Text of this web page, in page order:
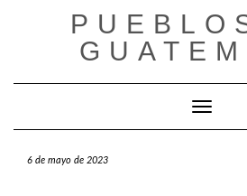
Cambiar
6 de mayo de 2023